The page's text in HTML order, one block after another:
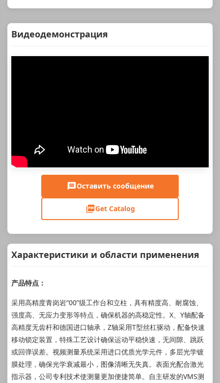
Видеодемонстрация
Оставить сообщение
Get Catalog
Характеристики и области применения
产品特点：
采用高精度青岗岩“00”级工作台和立柱，具有精度高、耐腐蚀、
强度高、无应力变形等特点，确保机器的高稳定性。X、Y轴配备
高精度无齿杆和德国进口轴承，Z轴采用T型丝杠驱动，配备快速
移动锁定装置，特殊工艺设计确保运动平稳快速，无间隙、跳跃
或回弹误差。视频测量系统采用进口优质光学元件，多层光学镀
膜处理，确保光学衰减最小，图像清晰无失真。表面光配合激光
指示器，公司专利技术使测量更加便捷简单。自主研发的VMS测